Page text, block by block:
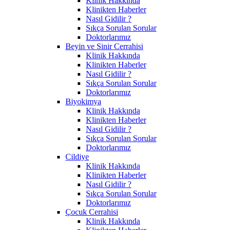
Klinikten Haberler
Nasıl Gidilir ?
Sıkça Sorulan Sorular
Doktorlarımız
Beyin ve Sinir Cerrahisi
Klinik Hakkında
Klinikten Haberler
Nasıl Gidilir ?
Sıkça Sorulan Sorular
Doktorlarımız
Biyokimya
Klinik Hakkında
Klinikten Haberler
Nasıl Gidilir ?
Sıkça Sorulan Sorular
Doktorlarımız
Cildiye
Klinik Hakkında
Klinikten Haberler
Nasıl Gidilir ?
Sıkça Sorulan Sorular
Doktorlarımız
Çocuk Cerrahisi
Klinik Hakkında